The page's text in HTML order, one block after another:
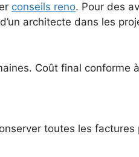
conseils reno. Pour des
architecte dans les
Coût final conforme
toutes les factures